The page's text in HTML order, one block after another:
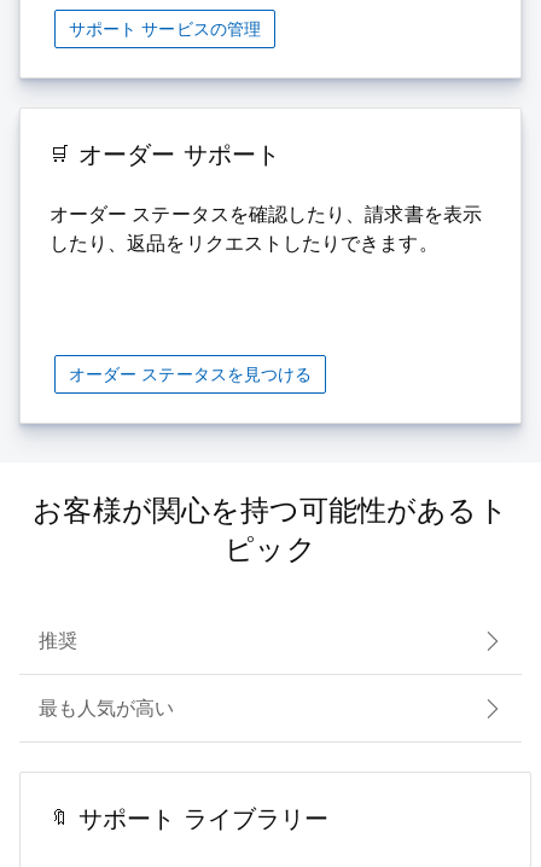
サポート サービスの管理
オーダー サポート
オーダー ステータスを確認したり、請求書を表示
したり、返品をリクエストしたりできます。
オーダー ステータスを見つける
お客様が関心を持つ可能性があるト
ピック
サポート ライブラリー
推奨
最も人気が高い